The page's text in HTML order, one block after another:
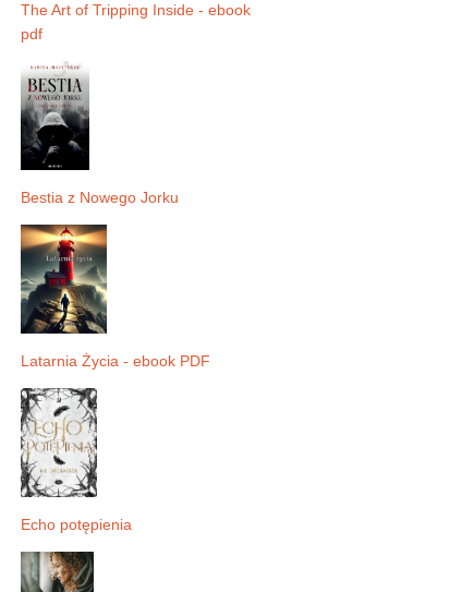
The Art of Tripping Inside - ebook
pdf
Bestia z Nowego Jorku
Latarnia Życia - ebook PDF
Echo potępienia